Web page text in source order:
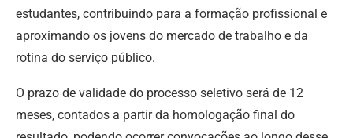
estudantes, contribuindo para a formação profissional e
aproximando os jovens do mercado de trabalho e da
rotina do serviço público.
O prazo de validade do processo seletivo será de 12
meses, contados a partir da homologação final do